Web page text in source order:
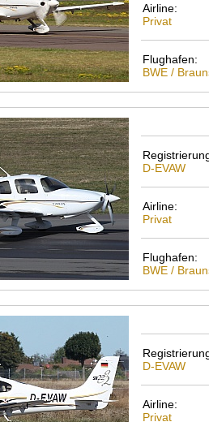
Airline:
Privat
Flughafen:
BWE /
D-EVAW
Airline:
Privat
Flughafen:
BWE /
D-EVAW
Airline:
Privat